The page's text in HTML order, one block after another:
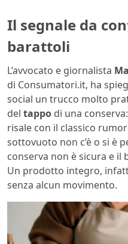
Il segnale da
barattoli
L’avvocato e giornalista
di Consumatori.it, ha
social un trucco molto
del tappo di una
risale con il classico
sottovuoto non c’è o si è
conserva non è sicura e
Un prodotto integro,
senza alcun movimento.